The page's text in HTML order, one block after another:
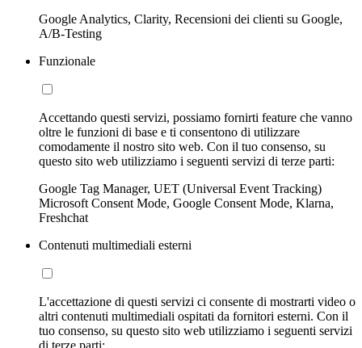
Google Analytics, Clarity, Recensioni dei clienti su Google,
A/B-Testing
Funzionale
Accettando questi servizi, possiamo fornirti feature che vanno
oltre le funzioni di base e ti consentono di utilizzare
comodamente il nostro sito web. Con il tuo consenso, su
questo sito web utilizziamo i seguenti servizi di terze parti:
Google Tag Manager, UET (Universal Event Tracking)
Microsoft Consent Mode, Google Consent Mode, Klarna,
Freshchat
Contenuti multimediali esterni
L'accettazione di questi servizi ci consente di mostrarti video o
altri contenuti multimediali ospitati da fornitori esterni. Con il
tuo consenso, su questo sito web utilizziamo i seguenti servizi